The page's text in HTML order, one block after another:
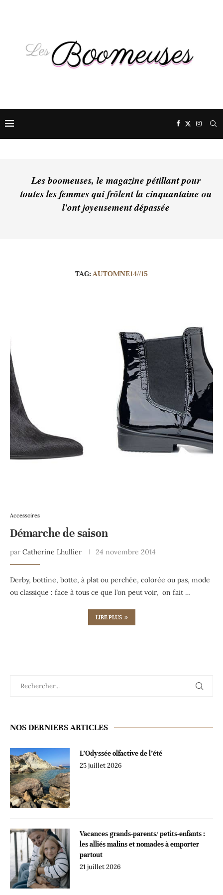
Les boomeuses, le magazine pétillant pour
toutes les femmes qui frôlent la cinquantaine ou
l'ont joyeusement dépassée
TAG:AUTOMNE14//15
Accessoires
Démarche de saison
par Catherine Lhullier 24 novembre 2014
Derby, bottine, botte, à plat ou perchée, colorée ou pas, mode
ou classique : face à tous ce que l’on peut voir, on fait …
LIRE PLUS
NOS DERNIERS ARTICLES
L’Odyssée olfactive de l’été
25 juillet 2026
Vacances grands-parents/ petits-enfants :
les alliés malins et nomades à emporter
partout
21 juillet 2026